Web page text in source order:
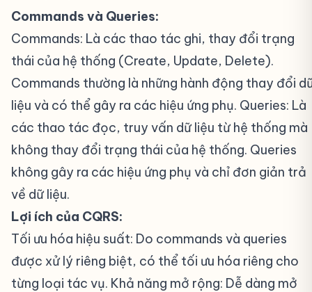
Commands và Queries:
Commands: Là các thao tác ghi, thay đổi trạng
thái của hệ thống (Create, Update, Delete).
Commands thường là những hành động thay đổi
liệu và có thể gây ra các hiệu ứng phụ. Queries: Là
các thao tác đọc, truy vấn dữ liệu từ hệ thống mà
không thay đổi trạng thái của hệ thống. Queries
không gây ra các hiệu ứng phụ và chỉ đơn giản trả
về dữ liệu.
Lợi ích của CQRS:
Tối ưu hóa hiệu suất: Do commands và queries
được xử lý riêng biệt, có thể tối ưu hóa riêng cho
từng loại tác vụ. Khả năng mở rộng: Dễ dàng mở